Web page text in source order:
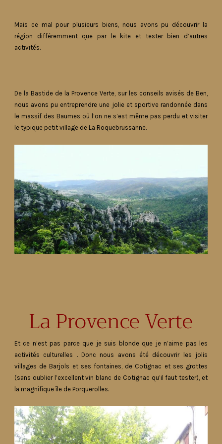
Mais ce mal pour plusieurs biens, nous avons pu découvrir la
région différemment que par le kite et tester bien d’autres
activités.
De la Bastide de la Provence Verte, sur les conseils avisés de Ben,
nous avons pu entreprendre une jolie et sportive randonnée dans
le massif des Baumes où l’on ne s’est même pas perdu et visiter
le typique petit village de La Roquebrussanne.
La Provence Verte
Et ce n’est pas parce que je suis blonde que je n’aime pas les
activités culturelles . Donc nous avons été découvrir les jolis
villages de Barjols et ses fontaines, de Cotignac et ses grottes
(sans oublier l’excellent vin blanc de Cotignac qu’il faut tester), et
la magnifique île de Porquerolles.